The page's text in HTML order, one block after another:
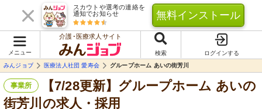
スカウトや選考の連絡を
通知でお知らせ
無料インストール
メニュー
介護･医療求人サイト
検索
ログインする
みんジョブ
医療法人社団 愛寿会 グループホーム あいの街芳川
事業所
【7/28更新】グループホーム あいの
街芳川の求人・採用